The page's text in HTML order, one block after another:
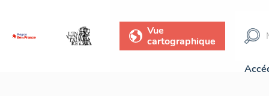
Vue
cartographique